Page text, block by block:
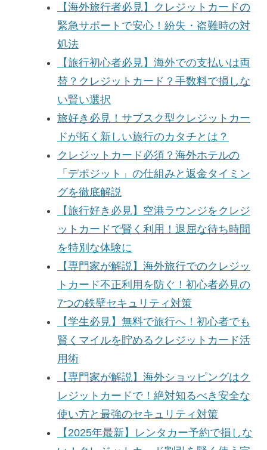
【海外旅行者必見】クレジットカードの
緊急サポートで安心！紛失・盗難時の対
処法
【旅行初心者必見】海外での支払いは両
替？クレジットカード？手数料で損しな
い賢い選択
旅好き必見！サブスク型クレジットカー
ドが拓く新しい旅行のカタチとは？
クレジットカード必須？海外ホテルの
「デポジット」の仕組みと返金タイミン
グを徹底解説
【旅行好き必見】空港ラウンジをクレジ
ットカードで賢く利用！退屈な待ち時間
を特別な体験に
【専門家が解説】海外旅行でのクレジッ
トカード不正利用を防ぐ！初心者必見の
7つの鉄壁セキュリティ対策
【学生必見】無料で旅行へ！初心者でも
賢くマイルを貯めるクレジットカード活
用術
【専門家が解説】海外ショッピングはク
レジットカードで！絶対知るべき安全な
使い方と最強のセキュリティ対策
【2025年最新】レンタカー予約で損しな